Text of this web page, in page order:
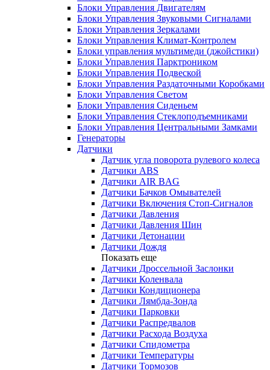
Блоки Управления Двигателям
Блоки Управления Звуковыми Сигналами
Блоки Управления Зеркалами
Блоки Управления Климат-Контролем
Блоки управления мультимеди (джойстики)
Блоки Управления Парктроником
Блоки Управления Подвеской
Блоки Управления Раздаточными Коробками
Блоки Управления Светом
Блоки Управления Сиденьем
Блоки Управления Стеклоподъемниками
Блоки Управления Центральными Замками
Генераторы
Датчики
Датчик угла поворота рулевого колеса
Датчики ABS
Датчики AIR BAG
Датчики Бачков Омывателей
Датчики Включения Стоп-Сигналов
Датчики Давления
Датчики Давления Шин
Датчики Детонации
Датчики Дождя
Показать еще
Датчики Дроссельной Заслонки
Датчики Коленвала
Датчики Кондиционера
Датчики Лямбда-Зонда
Датчики Парковки
Датчики Распредвалов
Датчики Расхода Воздуха
Датчики Спидометра
Датчики Температуры
Датчики Тормозов